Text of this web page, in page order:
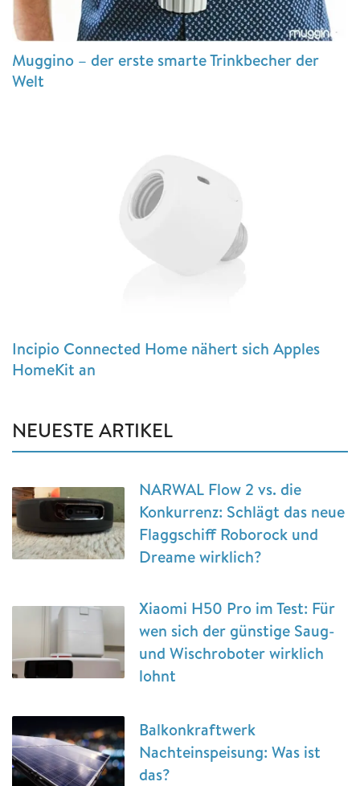
Muggino – der erste smarte Trinkbecher der
Welt
Incipio Connected Home nähert sich Apples
HomeKit an
NEUESTE ARTIKEL
NARWAL Flow 2 vs. die
Konkurrenz: Schlägt das neue
Flaggschiff Roborock und
Dreame wirklich?
Xiaomi H50 Pro im Test: Für
wen sich der günstige Saug-
und Wischroboter wirklich
lohnt
Balkonkraftwerk
Nachteinspeisung: Was ist
das?